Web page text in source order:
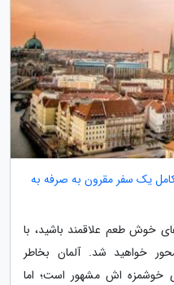
کامل یک سفر مقرون به صرفه به
خوش طعم علاقمند باشید، با
خواهید شد. آلمان بخاطر
خوشمزه اش مشهور است؛ اما